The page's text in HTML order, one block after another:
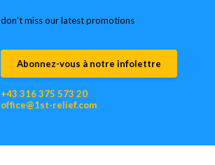
don’t miss our latest promotions
Abonnez-vous à notre infolettre
+43 316 375 573 20
office@1st-relief.com